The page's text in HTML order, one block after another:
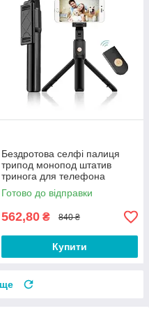
Бездротова селфі палиця
трипод монопод штатив
тринога для телефона
смартфона Bluetooth блютуз
з пультом FD44
Готово до відправки
562,80 ₴ 840 ₴
Купити